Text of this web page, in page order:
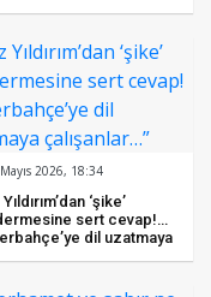
2026, 18:34
‘şike’
sert cevap!
dil uzatmaya